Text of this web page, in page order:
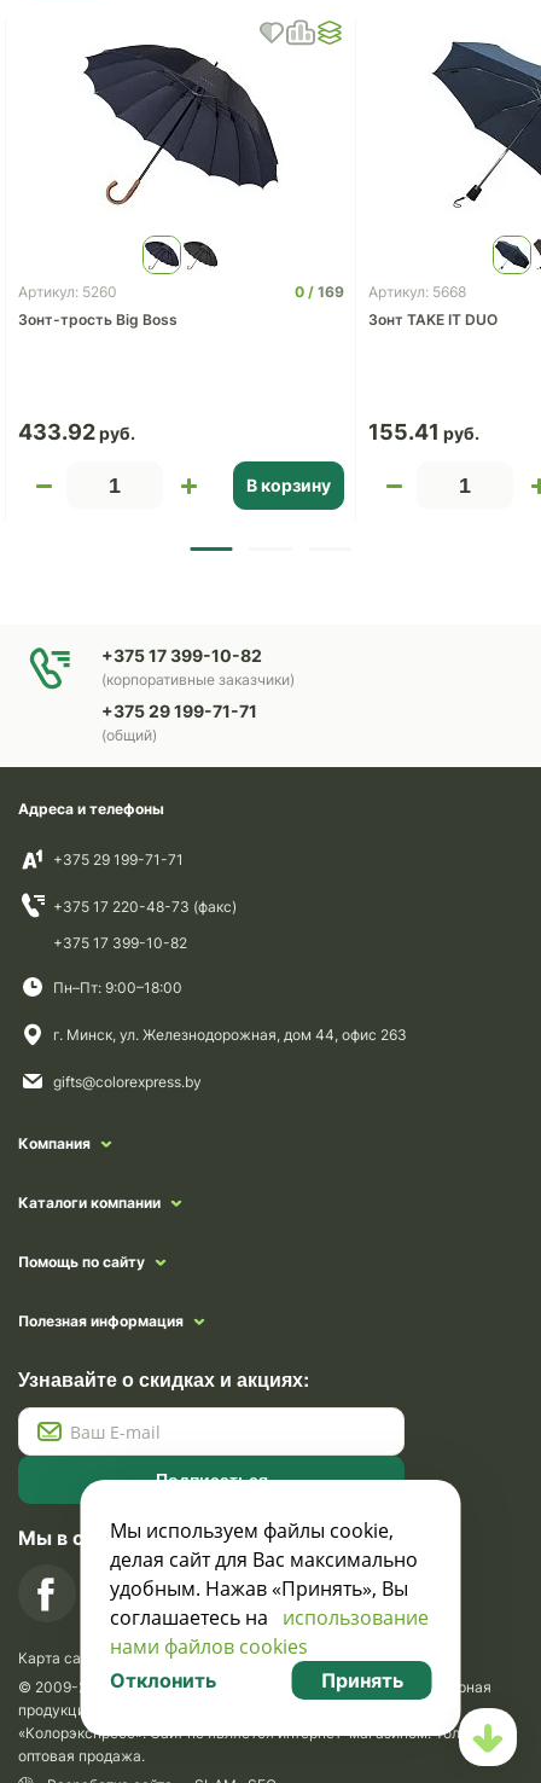
Артикул: 5260 0
169
Зонт-трость Big Boss
433.92
В корзину
Артикул: 5668
Зонт TAKE IT DUO
155.41
+375 17 399-10-82
(корпоративные заказчики)
+375 29 199-71-71
(общий)
Адреса и телефоны
+375 29 199-71-71
+375 17 220-48-73 (факс)
+375 17 399-10-82
Пн–Пт: 9:00–18:00
г. Минск, ул. Железнодорожная, дом 44, офис 263
gifts@colorexpress.by
Компания
Каталоги компании
Помощь по сайту
Полезная информация
Узнавайте о скидках и акциях:
Подписаться
Мы в социальных сетях
Карта сайта
© 2009-2026 Krasavik.by. Сувениры оптом. Рекламно-сувенирная
продукция и сувениры с логотипом. УНН 100873745, ООО
«Колорэкспресс». Сайт не является интернет-магазином. Только
оптовая продажа.
Мы используем файлы cookie,
делая сайт для Вас максимально
удобным. Нажав «Принять», Вы
соглашаетесь на использование
нами файлов cookies
Отклонить Принять